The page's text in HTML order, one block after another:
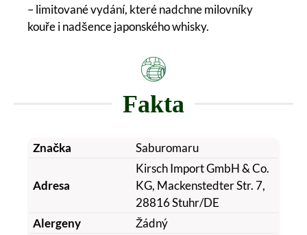
– limitované vydání, které nadchne milovníky
kouře i nadšence japonského whisky.
Fakta
Značka Saburomaru
Adresa
Kirsch Import GmbH & Co.
KG, Mackenstedter Str. 7,
28816 Stuhr/DE
Alergeny
Žádný